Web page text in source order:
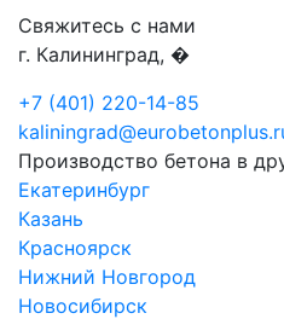
Свяжитесь с нами
г. Калининград, �
+7 (401) 220-14-85
Производство бетона в
Екатеринбург
Казань
Красноярск
Нижний Новгород
Новосибирск